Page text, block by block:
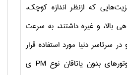
که ازنظر اندازه کوچک،
بالا، و غیره داشتند، به سرعت
سرتاسر دنیا مورد استفاده قرار
PM ی